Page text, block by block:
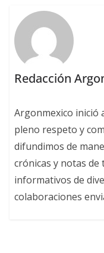
Redacción
Argonmexico inició
pleno respeto y
difundimos de
crónicas y notas de
informativos de
colaboraciones